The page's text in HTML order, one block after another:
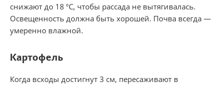
снижают до 18 °С, чтобы рассада не вытягивалась.
Освещенность должна быть хорошей. Почва всегда —
умеренно влажной.
Картофель
Когда всходы достигнут 3 см, пересаживают в